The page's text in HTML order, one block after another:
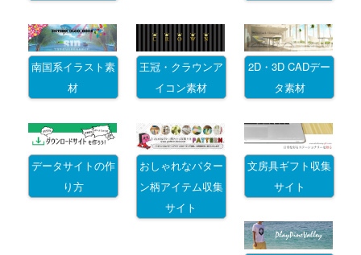
南国系イラスト素
材
王冠・クラウンア
イコン素材
2D・3D CADデー
タ素材
データサイトの作
り方
おしゃれなパター
ン柄アイテム収集
サイト
文房具ギフト収集
サイト